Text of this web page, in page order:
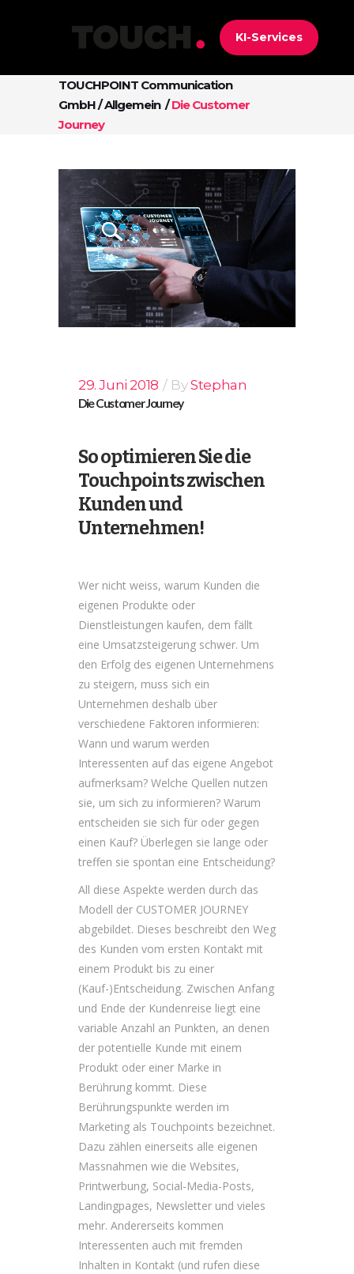
KI-Services
TOUCHPOINT Communication
GmbH/Allgemein /Die Customer
Journey
29. Juni 2018 ByStephan
Die Customer Journey
So optimieren Sie die
Touchpoints zwischen
Kunden und
Unternehmen!
Wer nicht weiss, warum Kunden die
eigenen Produkte oder
Dienstleistungen kaufen, dem fällt
eine Umsatzsteigerung schwer. Um
den Erfolg des eigenen Unternehmens
zu steigern, muss sich ein
Unternehmen deshalb über
verschiedene Faktoren informieren:
Wann und warum werden
Interessenten auf das eigene Angebot
aufmerksam? Welche Quellen nutzen
sie, um sich zu informieren? Warum
entscheiden sie sich für oder gegen
einen Kauf? Überlegen sie lange oder
treffen sie spontan eine Entscheidung?
All diese Aspekte werden durch das
Modell der CUSTOMER JOURNEY
abgebildet. Dieses beschreibt den Weg
des Kunden vom ersten Kontakt mit
einem Produkt bis zu einer
(Kauf-)Entscheidung. Zwischen Anfang
und Ende der Kundenreise liegt eine
variable Anzahl an Punkten, an denen
der potentielle Kunde mit einem
Produkt oder einer Marke in
Berührung kommt. Diese
Berührungspunkte werden im
Marketing als Touchpoints bezeichnet.
Dazu zählen einerseits alle eigenen
Massnahmen wie die Websites,
Printwerbung, Social-Media-Posts,
Landingpages, Newsletter und vieles
mehr. Andererseits kommen
Interessenten auch mit fremden
Inhalten in Kontakt (und rufen diese